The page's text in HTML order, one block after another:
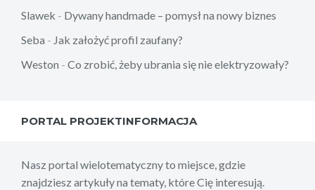
Slawek - Dywany handmade – pomysł na nowy biznes
Seba - Jak założyć profil zaufany?
Weston - Co zrobić, żeby ubrania się nie elektryzowały?
PORTAL PROJEKTINFORMACJA
Nasz portal wielotematyczny to miejsce, gdzie
znajdziesz artykuły na tematy, które Cię interesują.